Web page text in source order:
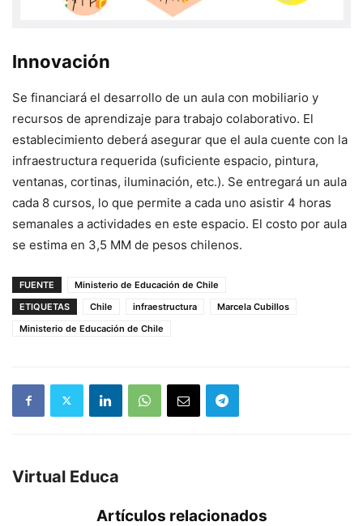
Innovación
Se financiará el desarrollo de un aula con mobiliario y
recursos de aprendizaje para trabajo colaborativo. El
establecimiento deberá asegurar que el aula cuente con la
infraestructura requerida (suficiente espacio, pintura,
ventanas, cortinas, iluminación, etc.). Se entregará un aula
cada 8 cursos, lo que permite a cada uno asistir 4 horas
semanales a actividades en este espacio. El costo por aula
se estima en 3,5 MM de pesos chilenos.
FUENTE
Ministerio de Educación de Chile
ETIQUETAS
Chile infraestructura
Marcela Cubillos
Ministerio de Educación de Chile
Virtual Educa
Artículos relacionados